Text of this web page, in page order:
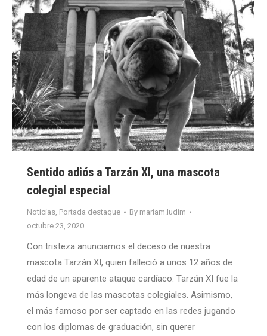
Sentido adiós a Tarzán XI, una mascota
colegial especial
Noticias, Portada destaque By mariam.ludim
octubre 23, 2020
Con tristeza anunciamos el deceso de nuestra
mascota Tarzán XI, quien falleció a unos 12 años de
edad de un aparente ataque cardíaco. Tarzán XI fue la
más longeva de las mascotas colegiales. Asimismo,
el más famoso por ser captado en las redes jugando
con los diplomas de graduación, sin querer